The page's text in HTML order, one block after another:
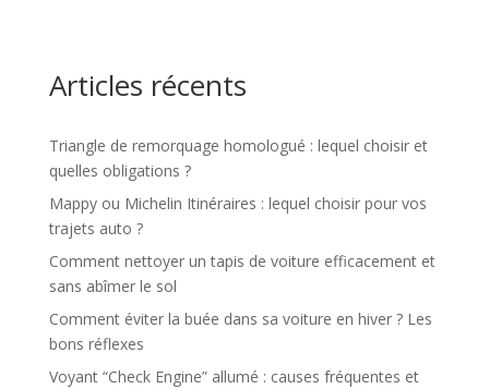
Articles récents
Triangle de remorquage homologué : lequel choisir et
quelles obligations ?
Mappy ou Michelin Itinéraires : lequel choisir pour vos
trajets auto ?
Comment nettoyer un tapis de voiture efficacement et
sans abîmer le sol
Comment éviter la buée dans sa voiture en hiver ? Les
bons réflexes
Voyant “Check Engine” allumé : causes fréquentes et